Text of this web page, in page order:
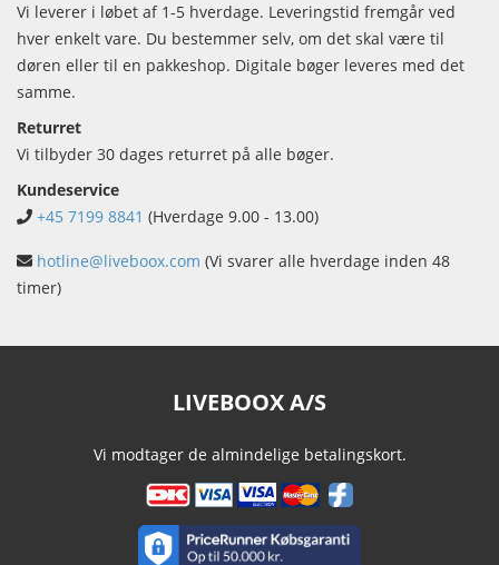
Vi leverer i løbet af 1-5 hverdage. Leveringstid fremgår ved
hver enkelt vare. Du bestemmer selv, om det skal være til
døren eller til en pakkeshop. Digitale bøger leveres med det
samme.
Returret
Vi tilbyder 30 dages returret på alle bøger.
Kundeservice
+45 7199 8841 (Hverdage 9.00 - 13.00)
hotline@liveboox.com (Vi svarer alle hverdage inden 48
timer)
LIVEBOOX A/S
Vi modtager de almindelige betalingskort.